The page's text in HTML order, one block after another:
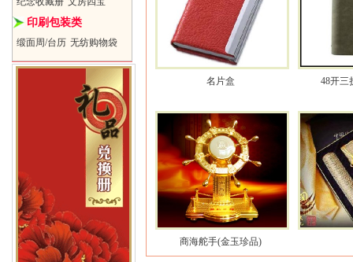
印刷包装类
缎面周/台历 无纺购物袋
名片盒 48开三
商海舵手(金玉珍品)